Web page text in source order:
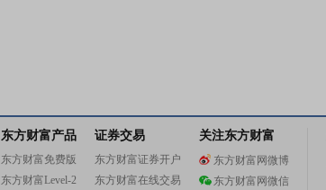
东方财富产品
东方财富免费版
东方财富Level-2
证券交易
东方财富证券开户
东方财富在线交易
关注东方财富
东方财富网微博
东方财富网微信